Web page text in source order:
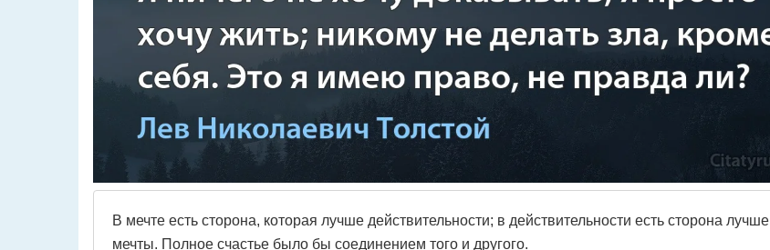
В мечте есть сторона, которая лучше действительности; в действительности есть сторона лучше
мечты. Полное счастье было бы соединением того и другого.